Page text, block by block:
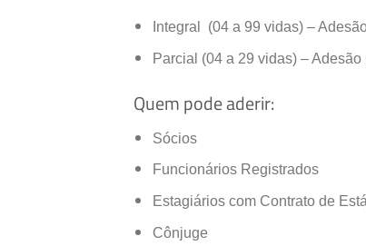
Integral (04 a 99 vidas) –
Parcial (04 a 29 vidas) –
Quem pode aderir:
Sócios
Funcionários Registrados
Estagiários com Contrato de
Cônjuge